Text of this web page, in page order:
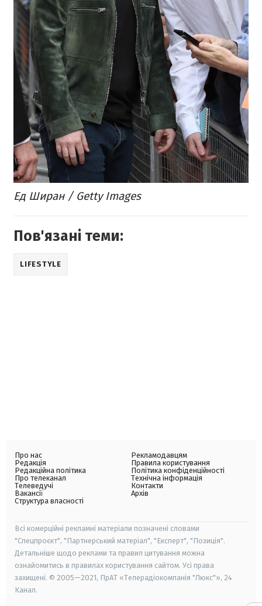
Ед Ширан / Getty Images
Пов'язані теми:
LIFESTYLE
Про нас
Редакція
Редакційна політика
Про телеканал
Телеведучі
Вакансії
Структура власності
Рекламодавцям
Правила користування
Політика конфіденційності
Технічна інформація
Контакти
Архів
Всі комерційні рекламні матеріали позначені словами
"Спецпроєкт", "Партнерський матеріал", "Експерт", "Позиція".
Детальніше щодо реклами та правил цитування можна
ознайомитись в правилах користування сайтом. Усі права
захищені. © 2005—2021, ПрАТ «Телерадіокомпанія "Люкс"», 24
Канал.